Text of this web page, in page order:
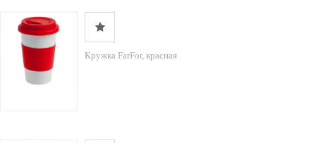
Кружка FarFor, красная